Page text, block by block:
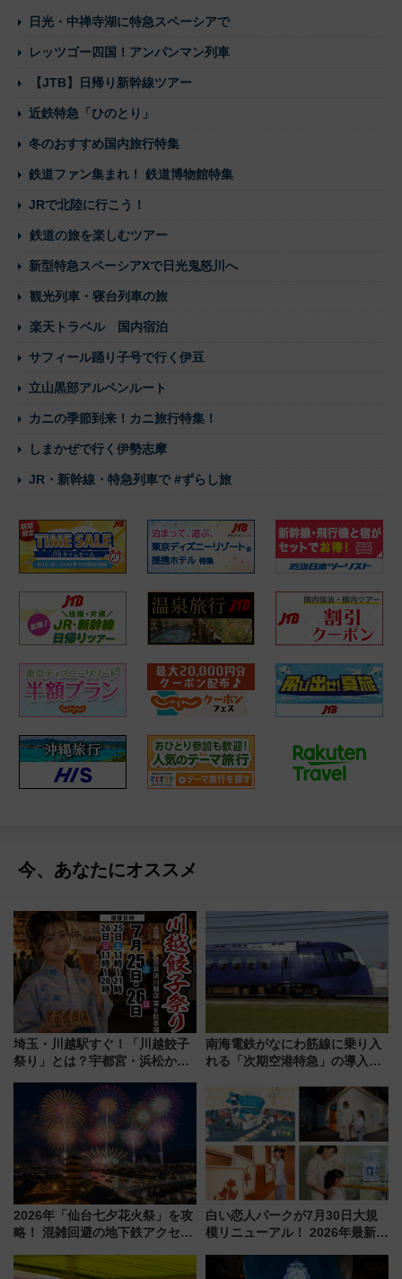
日光・中禅寺湖に特急スペーシアで
レッツゴー四国！アンパンマン列車
【JTB】日帰り新幹線ツアー
近鉄特急「ひのとり」
冬のおすすめ国内旅行特集
鉄道ファン集まれ！ 鉄道博物館特集
JRで北陸に行こう！
鉄道の旅を楽しむツアー
新型特急スペーシアXで日光鬼怒川へ
観光列車・寝台列車の旅
楽天トラベル 国内宿泊
サフィール踊り子号で行く伊豆
立山黒部アルペンルート
カニの季節到来！カニ旅行特集！
しまかぜで行く伊勢志摩
JR・新幹線・特急列車で #ずらし旅
今、あなたにオススメ
埼玉・川越駅すぐ！「川越餃子
祭り」とは？宇都宮・浜松から
を食べ比べ【7月25日・26日開
催】
南海電鉄がなにわ筋線に乗り入
れる「次期空港特急」の導入を
日本初の鉄道デザイン
2026年「仙台七夕花火祭」を攻
略！ 混雑回避の地下鉄アクセス
火前に楽しむ仙台観光ルートま
白い恋人パークが7月30日大規
模リニューアル！ 2026年最新の
と料金・アクセスを徹底解説